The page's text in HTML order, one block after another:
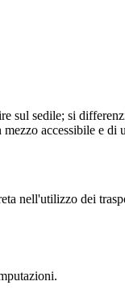
sul sedile; si
accessibile e di
nell'utilizzo dei